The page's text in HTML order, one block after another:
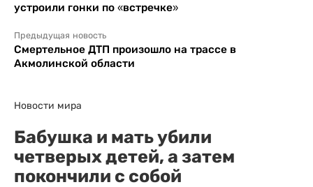
устроили гонки по «встречке»
Предыдущая новость
Смертельное ДТП произошло на трассе в
Акмолинской области
Новости мира
Бабушка и мать убили
четверых детей, а затем
покончили с собой